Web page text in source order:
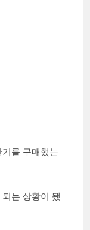
를 구매했는
는 상황이 됐